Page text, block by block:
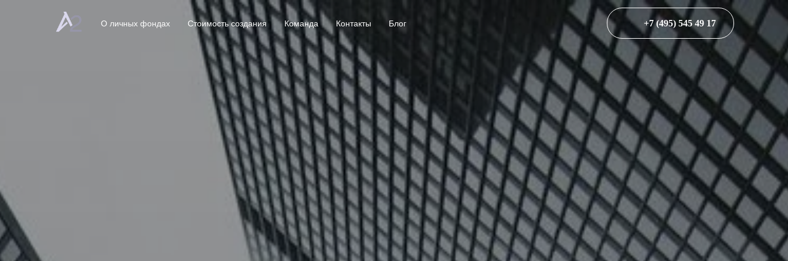
О личных фондах Стоимость создания Команда Контакты Блог +7 (495) 545 49 17